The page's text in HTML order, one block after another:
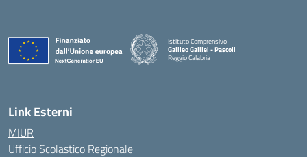
Istituto Comprensivo
Galileo Galilei - Pascoli
Reggio Calabria
Link Esterni
MIUR
Ufficio Scolastico Regionale